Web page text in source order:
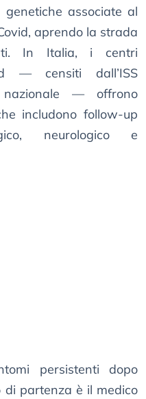
associate al
aprendo la strada
In Italia, i centri
— censiti dall’ISS
— offrono
includono follow-up
neurologico e
persistenti dopo
di partenza è il medico